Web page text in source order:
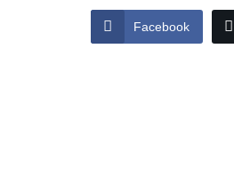
Facebook